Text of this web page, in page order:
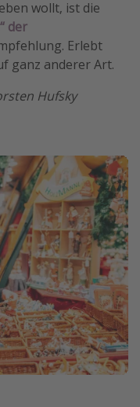
wollt, ist die
der
Erlebt
ganz anderer Art.
Hufsky